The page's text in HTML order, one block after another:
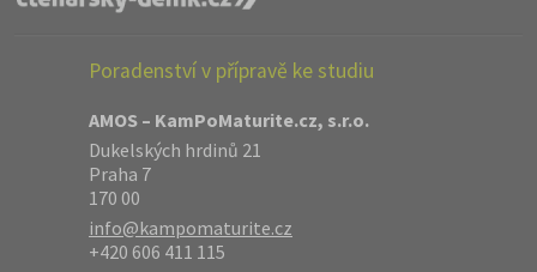
Poradenství v přípravě ke studiu
AMOS – KamPoMaturite.cz, s.r.o.
Dukelských hrdinů 21
Praha 7
170 00
info@kampomaturite.cz
+420 606 411 115